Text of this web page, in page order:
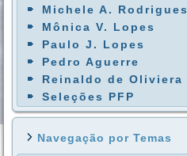
Michele A. Rodrigues
Mônica V. Lopes
Paulo J. Lopes
Pedro Aguerre
Reinaldo de Oliviera
Seleções PFP
Navegação por Temas